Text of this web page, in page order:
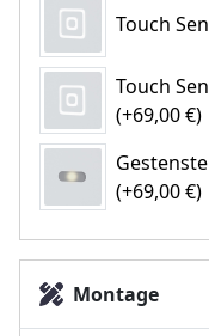
Touch
Touch
(+69,00 €)
(+69,00 €)
Montage